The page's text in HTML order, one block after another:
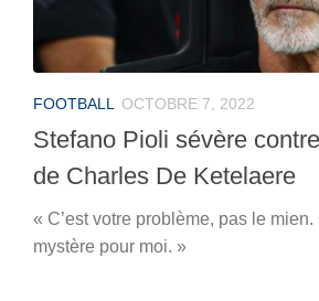
FOOTBALL OCTOBRE 7, 2022
Stefano Pioli sévère
de Charles De Ketelaere
« C’est votre problème, pas le mien.
mystère pour moi. »